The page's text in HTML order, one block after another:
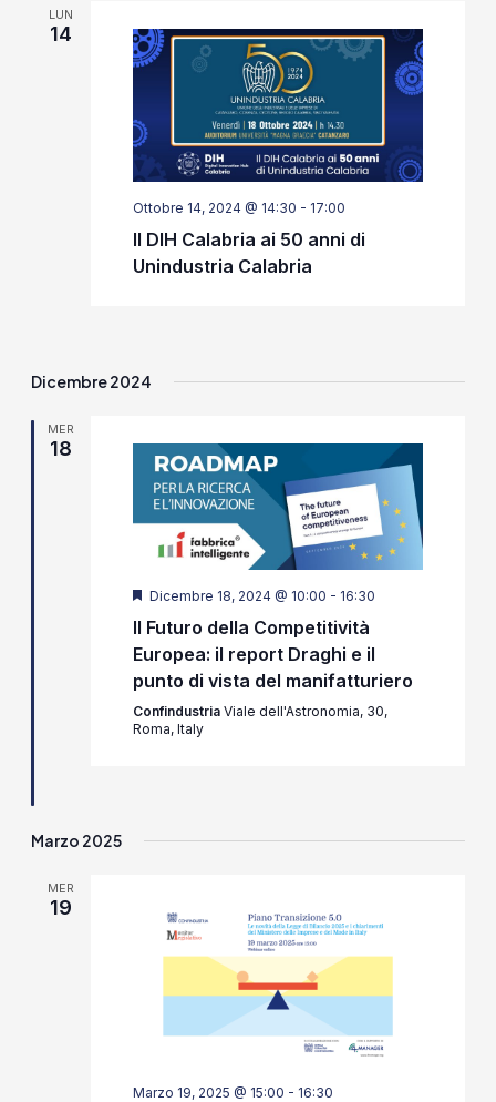
LUN
14
Ottobre 14, 2024 @ 14:30 - 17:00
Il DIH Calabria ai 50 anni di
Unindustria Calabria
Dicembre 2024
MER
18
Segnalati
Dicembre 18, 2024 @ 10:00 - 16:30
Il Futuro della Competitività
Europea: il report Draghi e il
punto di vista del manifatturiero
Confindustria Viale dell'Astronomia, 30,
Roma, Italy
Marzo 2025
MER
19
Marzo 19, 2025 @ 15:00 - 16:30